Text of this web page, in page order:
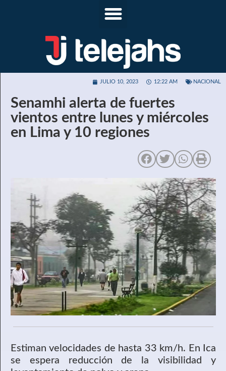
JULIO 10, 2023 12:22 AM NACIONAL
Senamhi alerta de fuertes
vientos entre lunes y miércoles
en Lima y 10 regiones
Estiman velocidades de hasta 33 km/h. En Ica
se espera reducción de la visibilidad y